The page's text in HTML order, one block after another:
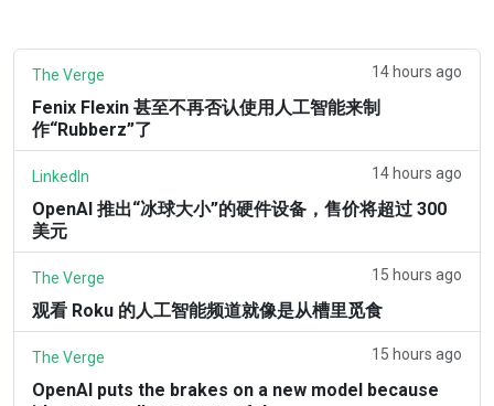
The Verge 14 hours ago
Fenix Flexin 甚至不再否认使用人工智能来制
作“Rubberz”了
LinkedIn 14 hours ago
OpenAI 推出“冰球大小”的硬件设备，售价将超过 300
美元
The Verge 15 hours ago
观看 Roku 的人工智能频道就像是从槽里觅食
The Verge 15 hours ago
OpenAI puts the brakes on a new model because